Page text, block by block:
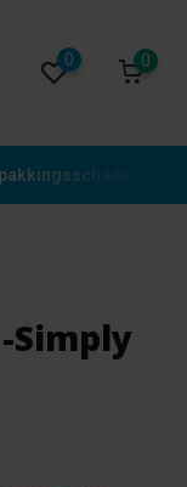
0 0
Simply